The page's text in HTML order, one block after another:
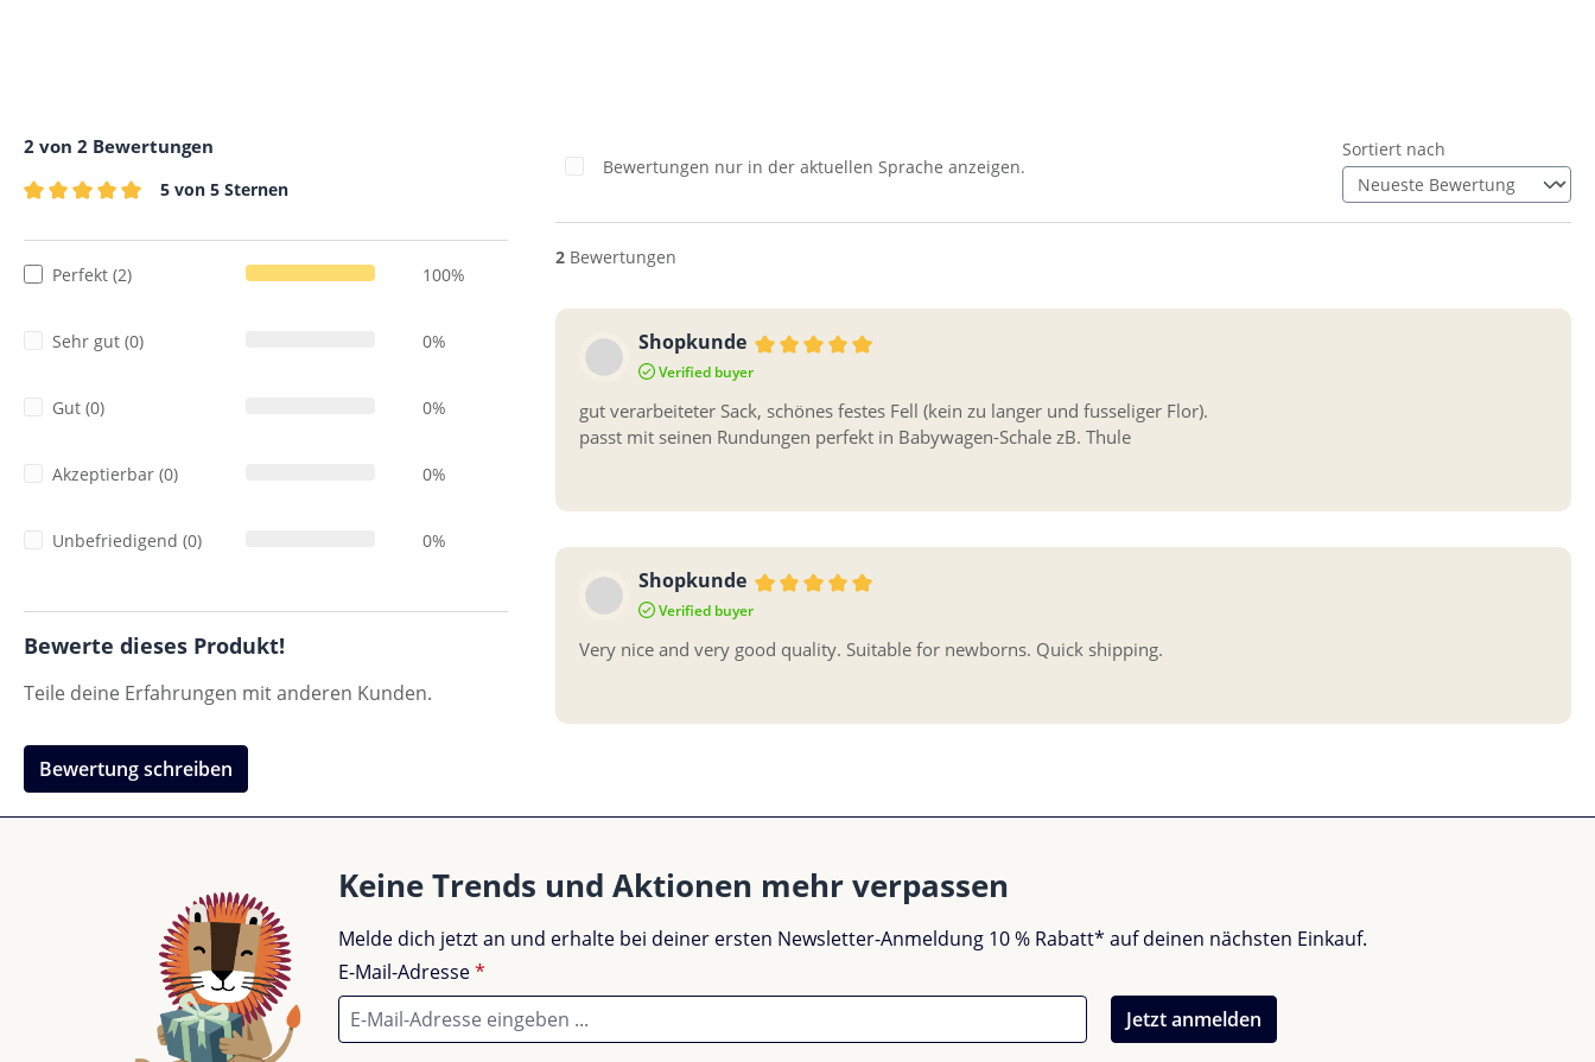
2 von 2 Bewertungen
5 von 5 Sternen
Perfekt (2) 100%
Sehr gut (0) 0%
Gut (0) 0%
Akzeptierbar (0) 0%
Unbefriedigend (0) 0%
Bewerte dieses Produkt!
Teile deine Erfahrungen mit anderen Kunden.
Bewertung schreiben
Bewertungen nur in der aktuellen Sprache anzeigen.
Sortiert nach
2 Bewertungen
Shopkunde
Verified buyer
gut verarbeiteter Sack, schönes festes Fell (kein zu langer und fusseliger Flor).
passt mit seinen Rundungen perfekt in Babywagen-Schale zB. Thule
Shopkunde
Verified buyer
Very nice and very good quality. Suitable for newborns. Quick shipping.
Keine Trends und Aktionen mehr verpassen
Melde dich jetzt an und erhalte bei deiner ersten Newsletter-Anmeldung 10 % Rabatt* auf deinen nächsten Einkauf.
E-Mail-Adresse*
Jetzt anmelden